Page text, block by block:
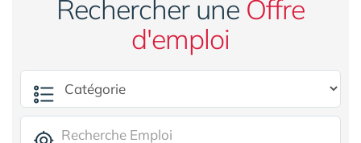
Rechercher une Offre
d'emploi